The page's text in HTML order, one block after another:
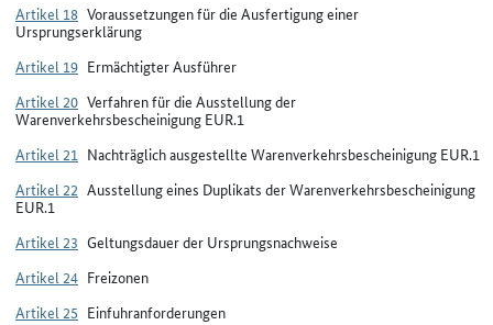
Artikel 18 Voraussetzungen für die Ausfertigung einer
Ursprungserklärung
Artikel 19 Ermächtigter Ausführer
Artikel 20 Verfahren für die Ausstellung der
Warenverkehrsbescheinigung EUR.1
Artikel 21 Nachträglich ausgestellte Warenverkehrsbescheinigung EUR.1
Artikel 22 Ausstellung eines Duplikats der Warenverkehrsbescheinigung
EUR.1
Artikel 23 Geltungsdauer der Ursprungsnachweise
Artikel 24 Freizonen
Artikel 25 Einfuhranforderungen